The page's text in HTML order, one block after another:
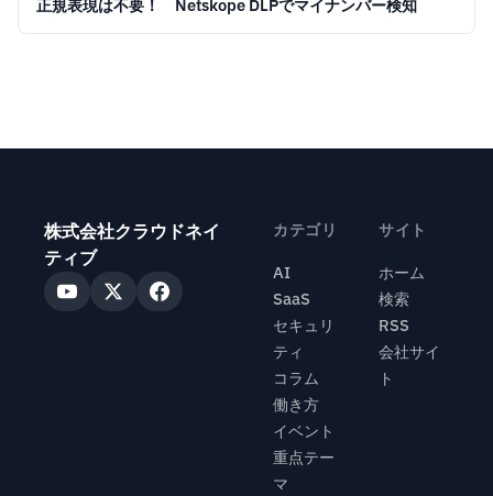
正規表現は不要！ Netskope DLPでマイナンバー検知
株式会社クラウドネイ
ティブ
カテゴリ
AI
SaaS
セキュリ
ティ
コラム
働き方
イベント
重点テー
マ
サイト
ホーム
検索
RSS
会社サイ
ト